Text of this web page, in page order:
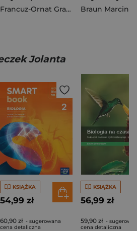
Suchowierska Roland Maszka
Francuz-Ornat Grażyna
,Nowotny-
Braun Marcin
Jolanta
KSIĄŻKA
54,99 zł
60,90 zł - sugerowana
cena detaliczna
KSIĄŻKA
56,99 zł
59,90 zł -
cena detaliczna